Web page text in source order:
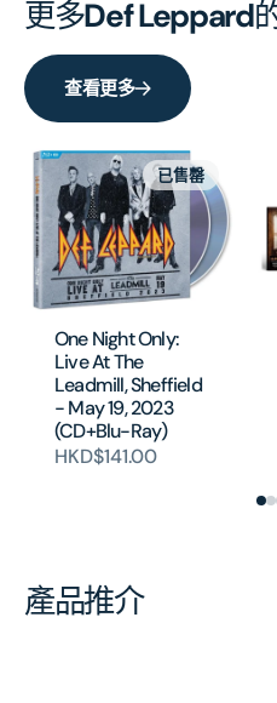
更多Def Leppard
查看更多
One Night Only:
Live At The
Leadmill, Sheffield
- May 19, 2023
(CD+Blu-Ray)
HKD$141.00
已售罄
產品推介